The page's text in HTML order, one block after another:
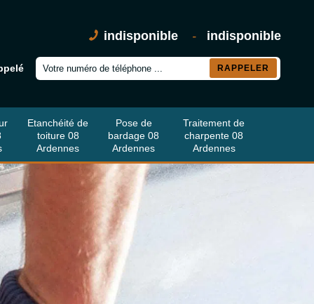
indisponible - indisponible
Etanchéité de
toiture 08
Ardennes
Pose de
bardage 08
Ardennes
Traitement de
charpente 08
Ardennes